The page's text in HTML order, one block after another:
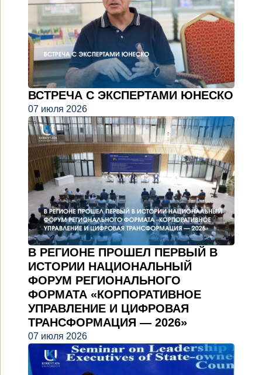
ВСТРЕЧА С ЭКСПЕРТАМИ ЮНЕСКО
07 июля 2026
В РЕГИОНЕ ПРОШЕЛ ПЕРВЫЙ В
ИСТОРИИ НАЦИОНАЛЬНЫЙ
ФОРУМ РЕГИОНАЛЬНОГО
ФОРМАТА «КОРПОРАТИВНОЕ
УПРАВЛЕНИЕ И ЦИФРОВАЯ
ТРАНСФОРМАЦИЯ — 2026»
07 июля 2026